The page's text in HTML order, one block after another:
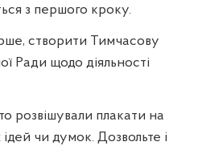
з першого кроку.
створити Тимчасову
Ради щодо діяльності
розвішували плакати на
чи думок. Дозвольте і